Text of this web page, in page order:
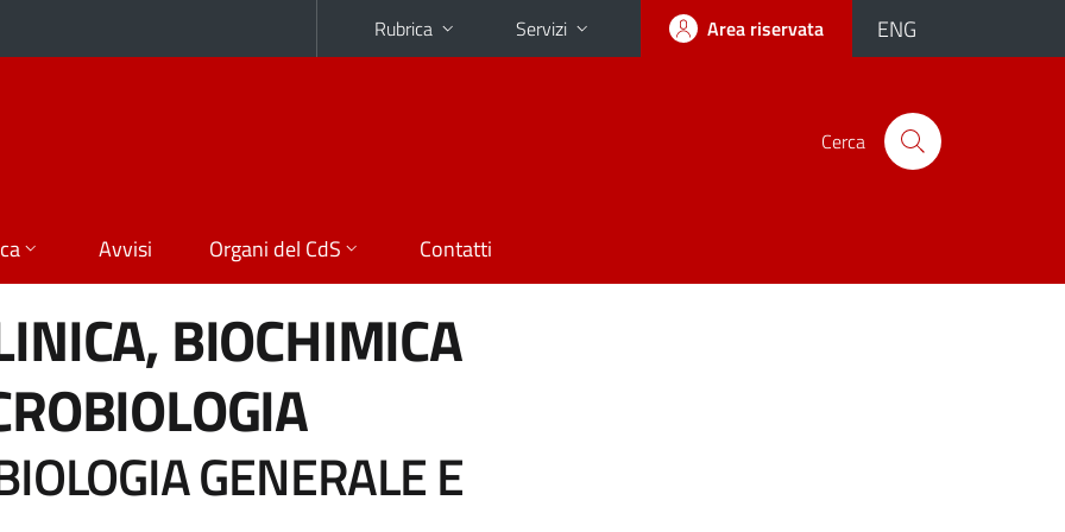
Rubrica Servizi Area riservata ENG
Cerca
Avvisi Organi del CdS Contatti
BIOCHIMICA
GENERALE E